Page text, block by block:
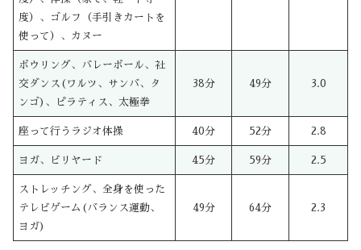
度）、ゴルフ（手引きカートを
使って）、カヌー
ボウリング、バレーボール、社
交ダンス(ワルツ、サンバ、タ
ンゴ)、ピラティス、太極拳
38分 49分 3.0
座って行うラジオ体操 40分 52分 2.8
ヨガ、ビリヤード 45分 59分 2.5
ストレッチング、全身を使った
テレビゲーム(バランス運動、
ヨガ)
49分 64分 2.3